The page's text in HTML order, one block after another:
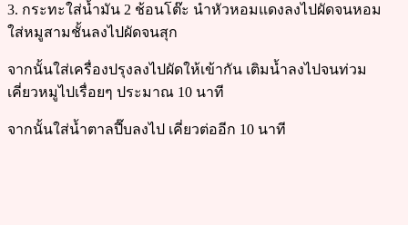
3. กระทะใส่น้ำมัน 2 ช้อนโต๊ะ นำหัวหอมแดงลงไปผัดจนหอม
ใส่หมูสามชั้นลงไปผัดจนสุก
จากนั้นใส่เครื่องปรุงลงไปผัดให้เข้ากัน เติมน้ำลงไปจนท่วม
เคี่ยวหมูไปเรื่อยๆ ประมาณ 10 นาที
จากนั้นใส่น้ำตาลปี๊บลงไป เคี่ยวต่ออีก 10 นาที